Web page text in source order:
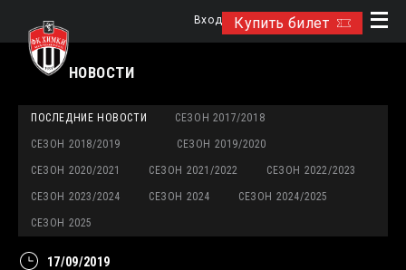
Купить билет
Вход
НОВОСТИ
ПОСЛЕДНИЕ НОВОСТИ СЕЗОН 2017/2018
СЕЗОН 2018/2019 СЕЗОН 2019/2020
СЕЗОН 2020/2021 СЕЗОН 2021/2022 СЕЗОН 2022/2023
СЕЗОН 2023/2024 СЕЗОН 2024 СЕЗОН 2024/2025
СЕЗОН 2025
17/09/2019